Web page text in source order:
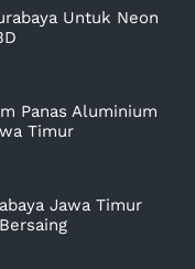
Untuk Neon
Panas Aluminium
Timur
Jawa Timur